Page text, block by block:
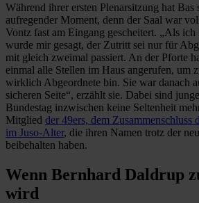
Während ihrer ersten Plenarsitzung hat
aufregender Moment, denn der Saal war
Vontz fast am Eingang gescheitert. „Als
wurde mir gesagt, der Zutritt sei nur für
mit gleich zweimal passiert. An der Pforte
einmal alle Stellen im Haus angerufen, um
wirklich Abgeordnete bin. Sie war danach
sicheren Seite“, erzählt sie. Dabei sind
Bundestag inzwischen keine Seltenheit
Mitglied der 49ers, dem Zusammenschluss
im Juso-Alter, die ihren Namen trotz der
beibehalten haben.
Wenn Bernhard Daldrup
wird